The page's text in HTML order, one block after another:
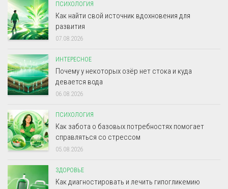
ПСИХОЛОГИЯ
Как найти свой источник вдохновения для
развития
07.08.2026
ИНТЕРЕСНОЕ
Почему у некоторых озёр нет стока и куда
девается вода
06.08.2026
ПСИХОЛОГИЯ
Как забота о базовых потребностях помогает
справляться со стрессом
05.08.2026
ЗДОРОВЬЕ
Как диагностировать и лечить гипогликемию